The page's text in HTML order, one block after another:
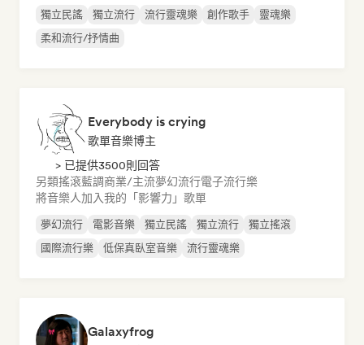
獨立民謠 獨立流行 流行靈魂樂 創作歌手
靈魂樂
柔和流行/抒情曲
Everybody is crying
歌單音樂博主
> 已提供3500則回答
另類搖滾藍調商業/主流夢幻流行電子流行樂
將音樂人加入我的「影響力」歌單
夢幻流行 電影音樂 獨立民謠 獨立流行
獨立搖滾
國際流行樂
低保真臥室音樂 流行靈魂樂
Galaxyfrog